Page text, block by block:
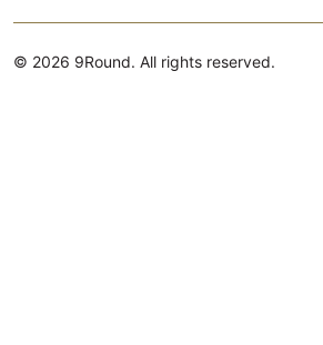
© 2026 9Round. All rights reserved.